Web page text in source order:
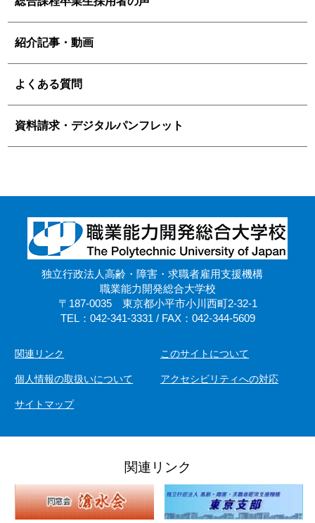
紹介記事・動画
よくある質問
資料請求・デジタルパンフレット
独立行政法人高齢・障害・求職者雇用支援機構
職業能力開発総合大学校
〒187-0035 東京都小平市小川西町2-32-1
TEL：042-341-3331 / FAX：042-344-5609
関連リンク このサイトについて
個人情報の取扱いについて アクセシビリティへの対応
サイトマップ
関連リンク